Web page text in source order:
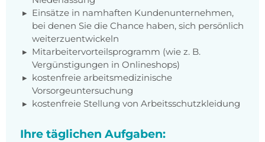
Einsätze in namhaften Kundenunternehmen,
bei denen Sie die Chance haben, sich persönlich
weiterzuentwickeln
Mitarbeitervorteilsprogramm (wie z. B.
Vergünstigungen in Onlineshops)
kostenfreie arbeitsmedizinische
Vorsorgeuntersuchung
kostenfreie Stellung von Arbeitsschutzkleidung
Ihre täglichen Aufgaben: